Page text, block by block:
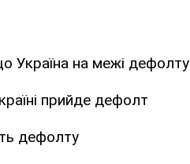
Україна на межі дефолту
прийде дефолт
дефолту